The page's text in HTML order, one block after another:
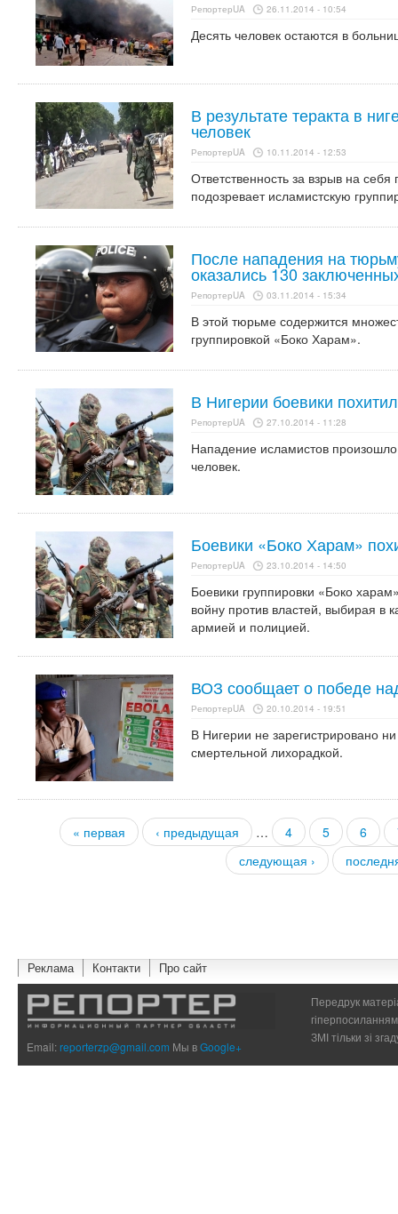
РепортерUA 26.11.2014 - 10:54
Десять человек остаются в
В результате теракта в
человек
РепортерUA 10.11.2014 - 12:53
Ответственность за взрыв на
подозревает исламистскую
После нападения на
оказались 130
РепортерUA 03.11.2014 - 15:34
В этой тюрьме содержится
группировкой «Боко Харам».
В Нигерии боевики
РепортерUA 27.10.2014 - 11:28
​Нападение исламистов
человек.
Боевики «Боко Харам»
РепортерUA 23.10.2014 - 14:50
Боевики группировки «Боко
войну против властей, выбирая в
армией и полицией.
ВОЗ сообщает о победе
РепортерUA 20.10.2014 - 19:51
В Нигерии не зарегистрировано
смертельной лихорадкой.
Страницы
« первая ‹ предыдущая … 4 5 6
следующая ›
Реклама Контакти Про сайт
Email:reporterzp@gmail.com Мы вGoogle+
Передрук
ЗМІ тільки зі